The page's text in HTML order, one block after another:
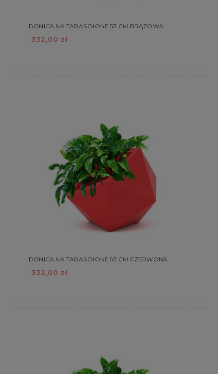
DONICA NA TARAS DIONE 53 CM BRĄZOWA
332,00 zł
DONICA NA TARAS DIONE 53 CM CZERWONA
332,00 zł